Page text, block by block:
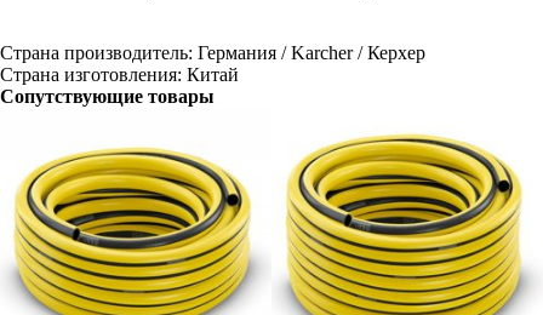
Страна производитель: Германия / Karcher / Керхер
Страна изготовления: Китай
Сопутствующие товары